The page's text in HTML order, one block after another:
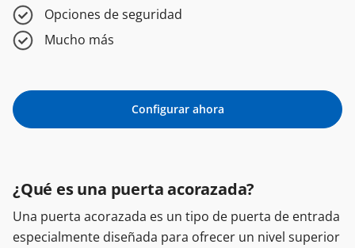
Opciones de seguridad
Mucho más
Configurar ahora
¿Qué es una puerta acorazada?
Una puerta acorazada es un tipo de puerta de entrada
especialmente diseñada para ofrecer un nivel superior